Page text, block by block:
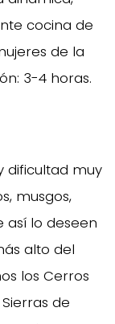
cocina de
de la
3-4 horas.
dificultad muy
musgos,
así lo deseen
alto del
los Cerros
de